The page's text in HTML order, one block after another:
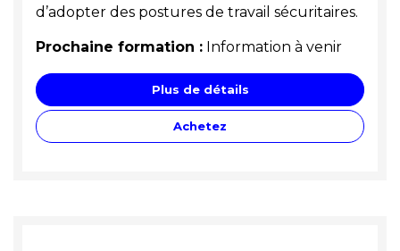
d’adopter des postures de travail sécuritaires.
Prochaine formation : Information à venir
Plus de détails
Achetez